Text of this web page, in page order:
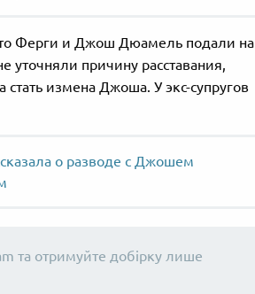
Ферги и Джош Дюамель подали на
уточняли причину расставания,
измена Джоша. У экс-супругов
о разводе с Джошем
та отримуйте добірку лише